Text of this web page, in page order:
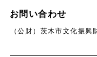
お問い合わせ
（公財）茨木市文化振